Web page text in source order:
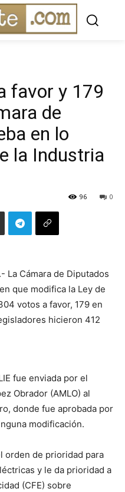
favor y 179
de
en lo
la Industria
0
96
La Cámara de Diputados
que modifica la Ley de
votos a favor, 179 en
hicieron 412
fue enviada por el
Obrador (AMLO) al
donde fue aprobada por
modificación.
orden de prioridad para
y le da prioridad a
(CFE) sobre